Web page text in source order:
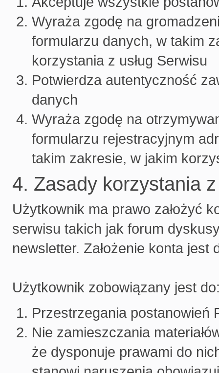
Wyraża zgodę na
formularzu danych, w takim
korzystania z usług Serwisu
Potwierdza autentyczność
danych
Wyraża zgodę na
formularzu rejestracyjnym
takim zakresie, w jakim
4. Zasady korzystania
Użytkownik ma prawo założyć
serwisu takich jak forum
newsletter. Założenie konta jest
Użytkownik zobowiązany jest
Przestrzegania postanowień
Nie zamieszczania
że dysponuje prawami do